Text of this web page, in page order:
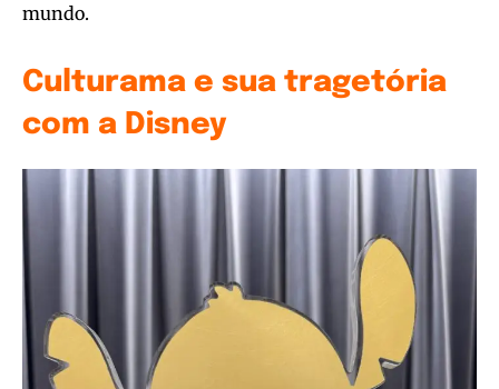
mundo.
Culturama e sua tragetória
com a Disney